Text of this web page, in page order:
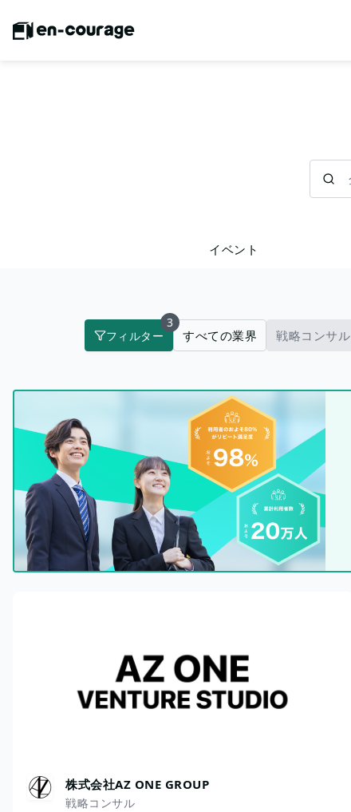
イベント
フィルター
3
すべての業界 戦略コンサル
株式会社AZ ONE GROUP
戦略コンサル